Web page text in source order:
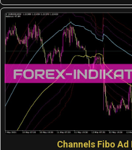
Channels Fibo